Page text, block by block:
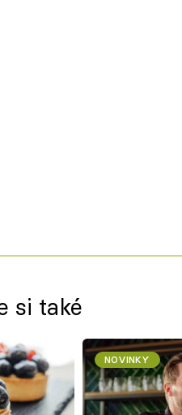
si také
NOVINKY